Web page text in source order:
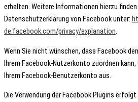
erhalten. Weitere Informationen hierzu finden
Datenschutzerklärung von Facebook unter:
de.facebook.com/privacy/explanation.
Wenn Sie nicht wünschen, dass Facebook
Ihrem Facebook-Nutzerkonto zuordnen
Ihrem Facebook-Benutzerkonto aus.
Die Verwendung der Facebook Plugins